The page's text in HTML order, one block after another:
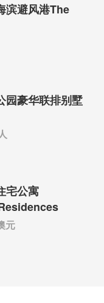
滨避风港The
园豪华联排别墅
宅公寓
元